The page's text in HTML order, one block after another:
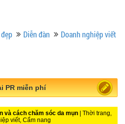
Diễn đàn
Doanh nghiệp viết
PR miễn phí
và cách chăm sóc da mụn | Thời trang,
viết, Cẩm nang